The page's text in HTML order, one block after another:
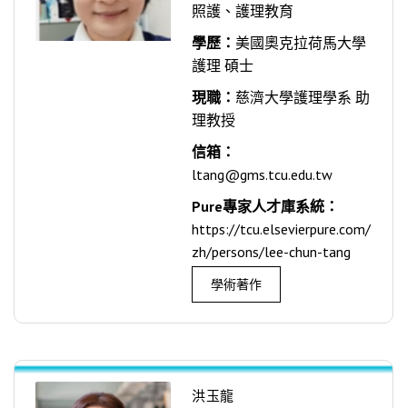
照護、護理教育
學歷： 美國奧克拉荷馬大學
護理 碩士
現職： 慈濟大學護理學系 助
理教授
信箱：
ltang@gms.tcu.edu.tw
Pure專家人才庫系統：
https://tcu.elsevierpure.com/
zh/persons/lee-chun-tang
學術著作
洪玉龍